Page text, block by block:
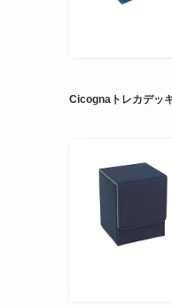
Cicognaトレカデッ